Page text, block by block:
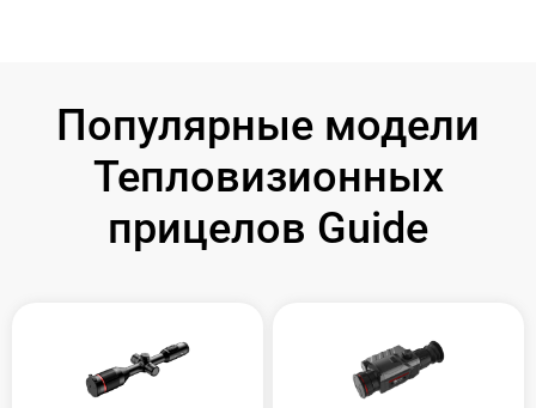
Популярные модели
Тепловизионных
прицелов Guide